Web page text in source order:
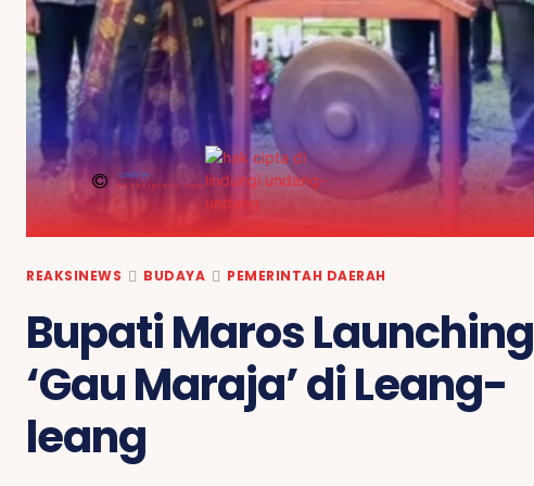
credit by :
reaksipress.com
REAKSINEWS BUDAYA PEMERINTAH DAERAH
Bupati Maros Launching
‘Gau Maraja’ di Leang-
leang